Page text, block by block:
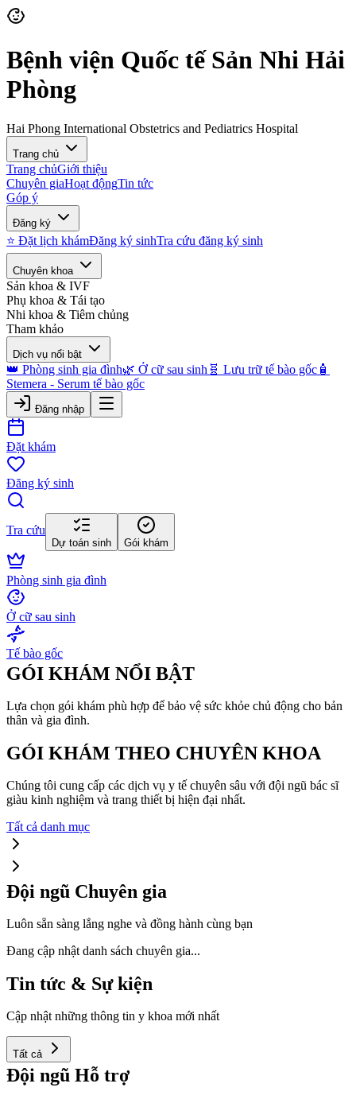
Bệnh viện Quốc tế Sản Nhi Hải
Phòng
Hai Phong International Obstetrics and Pediatrics Hospital
Trang chủ
Trang chủGiới thiệu
Chuyên giaHoạt độngTin tức
Góp ý
Đăng ký
⭐ Đặt lịch khámĐăng ký sinhTra cứu đăng ký sinh
Chuyên khoa
Sản khoa & IVF
Phụ khoa & Tái tạo
Nhi khoa & Tiêm chủng
Tham khảo
Dịch vụ nổi bật
👑 Phòng sinh gia đình🌿 Ở cữ sau sinh 🧬 Lưu trữ tế bào gốc 🧴
Stemera - Serum tế bào gốc
Đăng nhập
Đặt khám
Đăng ký sinh
Tra cứu
Dự toán sinh Gói khám
Phòng sinh gia đình
Ở cữ sau sinh
Tế bào gốc
GÓI KHÁM NỔI BẬT
Lựa chọn gói khám phù hợp để bảo vệ sức khỏe chủ động cho bản
thân và gia đình.
GÓI KHÁM THEO CHUYÊN KHOA
Chúng tôi cung cấp các dịch vụ y tế chuyên sâu với đội ngũ bác sĩ
giàu kinh nghiệm và trang thiết bị hiện đại nhất.
Tất cả danh mục
Đội ngũ Chuyên gia
Luôn sẵn sàng lắng nghe và đồng hành cùng bạn
Đang cập nhật danh sách chuyên gia...
Tin tức & Sự kiện
Cập nhật những thông tin y khoa mới nhất
Tất cả
Đội ngũ Hỗ trợ